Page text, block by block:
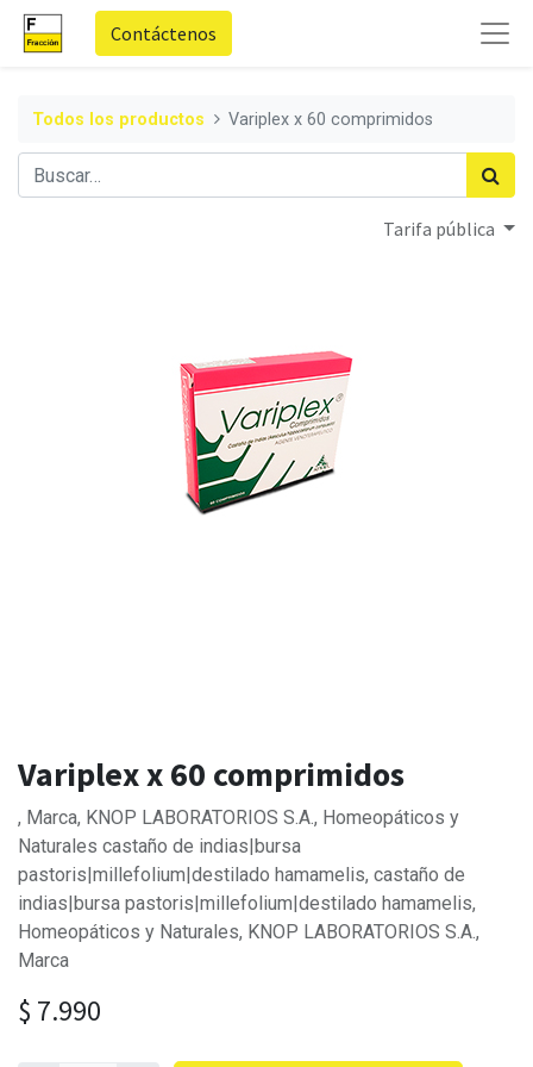
Contáctenos
Todos los productos Variplex x 60 comprimidos
Tarifa pública
Variplex x 60 comprimidos
, Marca, KNOP LABORATORIOS S.A., Homeopáticos y
Naturales castaño de indias|bursa
pastoris|millefolium|destilado hamamelis, castaño de
indias|bursa pastoris|millefolium|destilado hamamelis,
Homeopáticos y Naturales, KNOP LABORATORIOS S.A.,
Marca
$ 7.990